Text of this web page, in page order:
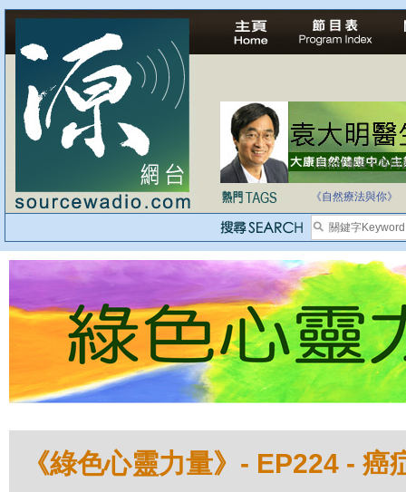
自家教育合法化-
《自然療法與你》
《綠色心靈力量》- EP224 -